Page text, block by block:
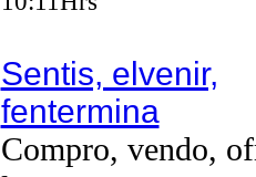
Sentis, elvenir,
fentermina
Compro, vendo,